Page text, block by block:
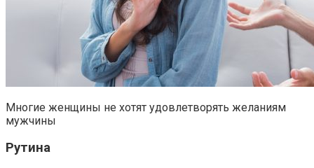
Многие женщины не хотят удовлетворять желаниям
мужчины
Рутина